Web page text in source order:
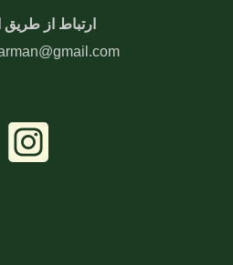
ارتباط از طریق